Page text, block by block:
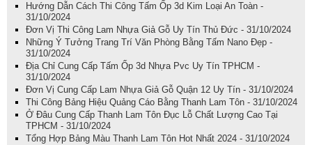
Hướng Dẫn Cách Thi Công Tấm Ốp 3d Kim Loại An Toàn -
31/10/2024
Đơn Vị Thi Công Lam Nhựa Giả Gỗ Uy Tín Thủ Đức - 31/10/2024
Những Ý Tưởng Trang Trí Văn Phòng Bằng Tấm Nano Đẹp -
31/10/2024
Địa Chỉ Cung Cấp Tấm Ốp 3d Nhựa Pvc Uy Tín TPHCM -
31/10/2024
Đơn Vị Cung Cấp Lam Nhựa Giả Gỗ Quận 12 Uy Tín - 31/10/2024
Thi Công Bảng Hiệu Quảng Cáo Bằng Thanh Lam Tôn - 31/10/2024
Ở Đâu Cung Cấp Thanh Lam Tôn Đục Lỗ Chất Lượng Cao Tại
TPHCM - 31/10/2024
Tổng Hợp Bảng Màu Thanh Lam Tôn Hot Nhất 2024 - 31/10/2024